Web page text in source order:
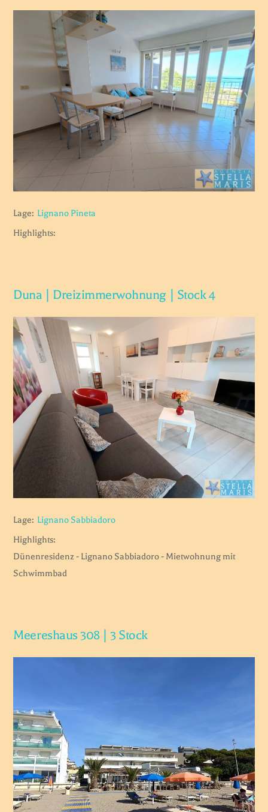
Lage: Lignano Pineta
Highlights:
Duna | Dreizimmerwohnung | Stock 4
Lage: Lignano Sabbiadoro
Highlights:
Dünenresidenz - Lignano Sabbiadoro - Mietwohnung mit
Schwimmbad
Meereshaus 308 | 3 Stock